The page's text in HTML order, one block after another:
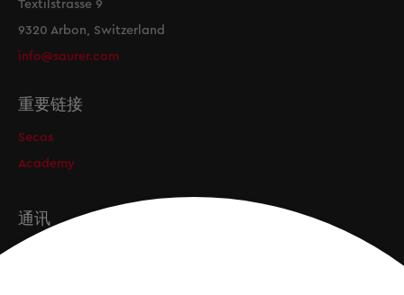
Textilstrasse 9
9320 Arbon, Switzerland
info@saurer.com
重要链接
Secos
Academy
通讯